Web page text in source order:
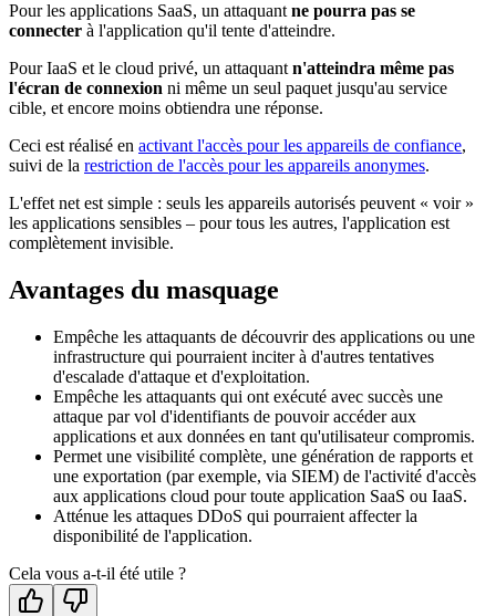
Pour les applications SaaS, un attaquantne pourra pas se
connecter à l'application qu'il tente d'atteindre.
Pour IaaS et le cloud privé, un attaquantn'atteindra même pas
l'écran de connexion ni même un seul paquet jusqu'au service
cible, et encore moins obtiendra une réponse.
Ceci est réalisé en activant l'accès pour les appareils de confiance,
suivi de la restriction de l'accès pour les appareils anonymes.
L'effet net est simple : seuls les appareils autorisés peuvent « voir »
les applications sensibles – pour tous les autres, l'application est
complètement invisible.
Avantages du masquage
Empêche les attaquants de découvrir des applications ou une
infrastructure qui pourraient inciter à d'autres tentatives
d'escalade d'attaque et d'exploitation.
Empêche les attaquants qui ont exécuté avec succès une
attaque par vol d'identifiants de pouvoir accéder aux
applications et aux données en tant qu'utilisateur compromis.
Permet une visibilité complète, une génération de rapports et
une exportation (par exemple, via SIEM) de l'activité d'accès
aux applications cloud pour toute application SaaS ou IaaS.
Atténue les attaques DDoS qui pourraient affecter la
disponibilité de l'application.
Cela vous a-t-il été utile ?